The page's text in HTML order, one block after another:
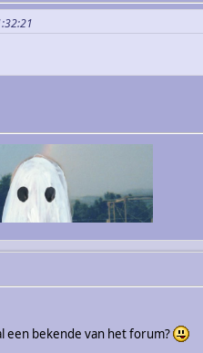
een bekende van het forum?